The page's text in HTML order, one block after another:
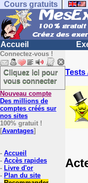
Cours gratuits
Accueil
Connectez-vous !
Cliquez ici pour
vous connecter
Nouveau compte
Des millions de
comptes créés sur
nos sites
100% gratuit !
[Avantages]
- Accueil
- Accès rapides
- Livre d'or
- Plan du site
Tests